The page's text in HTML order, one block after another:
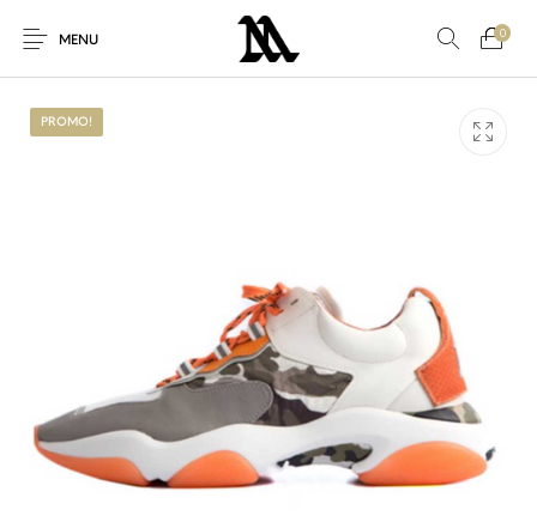
MENU
0
Pour Elle Pour Lui Promo
Vêtements
PROMO!